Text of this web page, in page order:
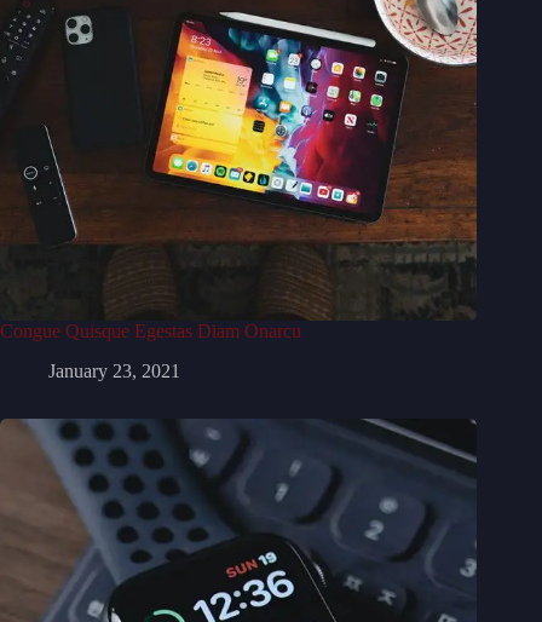
Congue Quisque Egestas Diam Onarcu
January 23, 2021